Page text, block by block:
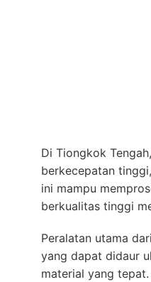
Di Tiongkok
berkecepatan
ini mampu
berkualitas tinggi
Peralatan utama
yang dapat didaur
material yang